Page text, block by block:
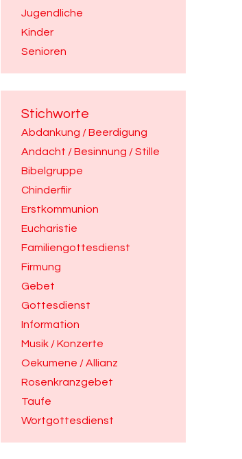
Jugendliche
Kinder
Senioren
Stichworte
Abdankung / Beerdigung
Andacht / Besinnung / Stille
Bibelgruppe
Chinderfiir
Erstkommunion
Eucharistie
Familiengottesdienst
Firmung
Gebet
Gottesdienst
Information
Musik / Konzerte
Oekumene / Allianz
Rosenkranzgebet
Taufe
Wortgottesdienst